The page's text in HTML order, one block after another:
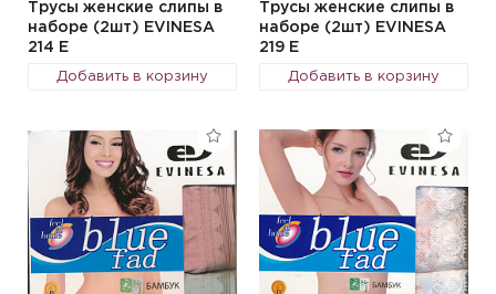
Трусы женские слипы в
наборе (2шт) EVINESA
214 E
Добавить в корзину
Трусы женские слипы в
наборе (2шт) EVINESA
219 E
Добавить в корзину